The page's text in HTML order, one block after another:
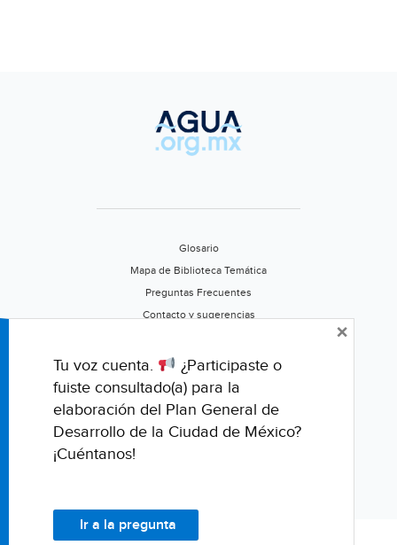
Glosario
Mapa de Biblioteca Temática
Preguntas Frecuentes
Contacto y sugerencias
Califica este portal
Tu voz cuenta.
¿Participaste o
fuiste consultado(a) para la
elaboración del Plan General de
Desarrollo de la Ciudad de México?
¡Cuéntanos!
Ir a la pregunta
×